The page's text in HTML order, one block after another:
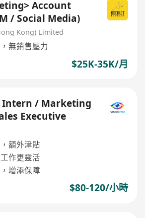
Account
/ Social Media)
Kong) Limited
無銷售壓力
$25K-35K/月
Intern / Marketing
/ Sales Executive
額外津貼
作更靈活
增添保障
$80-120/小時